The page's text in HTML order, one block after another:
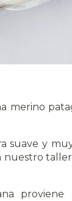
merino
suave y
proviene